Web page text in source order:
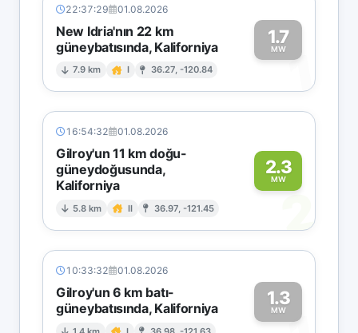
22:37:29 01.08.2026
New Idria'nın 22 km
güneybatısında, Kaliforniya
7.9 km I 36.27, -120.84
1.7
MW1
16:54:32 01.08.2026
Gilroy'un 11 km doğu-
güneydoğusunda,
Kaliforniya
5.8 km II 36.97, -121.45
2.3
MW
2
10:33:32 01.08.2026
Gilroy'un 6 km batı-
güneybatısında, Kaliforniya
1.3
MW